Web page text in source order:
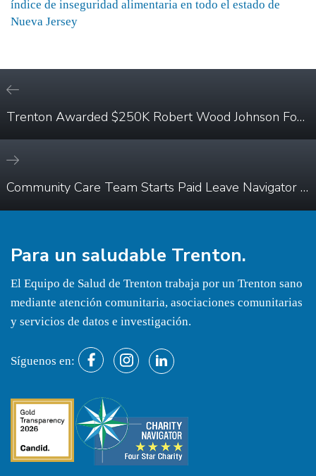
índice de inseguridad alimentaria en todo el estado de
Nueva Jersey
Trenton Awarded $250K Robert Wood Johnson Foundation Culture of Health Prize
Community Care Team Starts Paid Leave Navigator Pilot For Families
Para un saludable Trenton.
El Equipo de Salud de Trenton trabaja por un Trenton sano
mediante atención comunitaria, asociaciones comunitarias
y servicios de datos e investigación.
Síguenos en: